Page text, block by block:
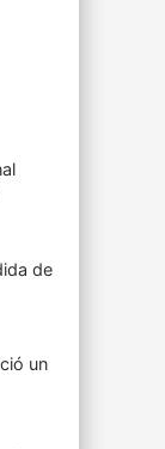
de
un